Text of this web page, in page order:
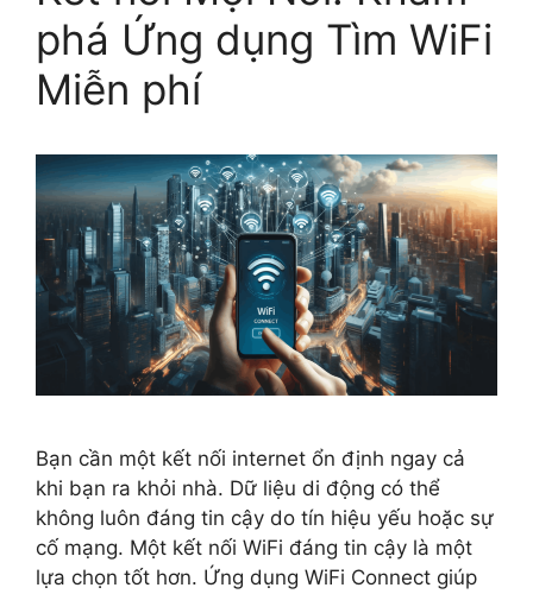
phá Ứng dụng Tìm WiFi
Miễn phí
Bạn cần một kết nối internet ổn định ngay cả
khi bạn ra khỏi nhà. Dữ liệu di động có thể
không luôn đáng tin cậy do tín hiệu yếu hoặc sự
cố mạng. Một kết nối WiFi đáng tin cậy là một
lựa chọn tốt hơn. Ứng dụng WiFi Connect giúp